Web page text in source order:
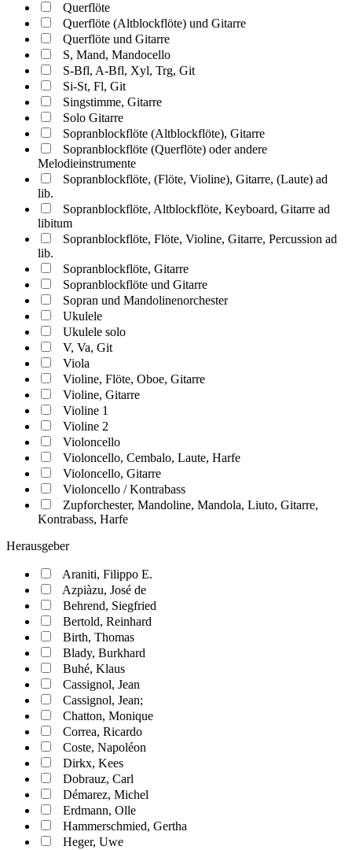
Querflöte
Querflöte (Altblockflöte) und Gitarre
Querflöte und Gitarre
S, Mand, Mandocello
S-Bfl, A-Bfl, Xyl, Trg, Git
Si-St, Fl, Git
Singstimme, Gitarre
Solo Gitarre
Sopranblockflöte (Altblockflöte), Gitarre
Sopranblockflöte (Querflöte) oder andere
Melodieinstrumente
Sopranblockflöte, (Flöte, Violine), Gitarre, (Laute) ad
lib.
Sopranblockflöte, Altblockflöte, Keyboard, Gitarre ad
libitum
Sopranblockflöte, Flöte, Violine, Gitarre, Percussion ad
lib.
Sopranblockflöte, Gitarre
Sopranblockflöte und Gitarre
Sopran und Mandolinenorchester
Ukulele
Ukulele solo
V, Va, Git
Viola
Violine, Flöte, Oboe, Gitarre
Violine, Gitarre
Violine 1
Violine 2
Violoncello
Violoncello, Cembalo, Laute, Harfe
Violoncello, Gitarre
Violoncello / Kontrabass
Zupforchester, Mandoline, Mandola, Liuto, Gitarre,
Kontrabass, Harfe
Herausgeber
Araniti, Filippo E.
Azpiàzu, José de
Behrend, Siegfried
Bertold, Reinhard
Birth, Thomas
Blady, Burkhard
Buhé, Klaus
Cassignol, Jean
Cassignol, Jean;
Chatton, Monique
Correa, Ricardo
Coste, Napoléon
Dirkx, Kees
Dobrauz, Carl
Démarez, Michel
Erdmann, Olle
Hammerschmied, Gertha
Heger, Uwe